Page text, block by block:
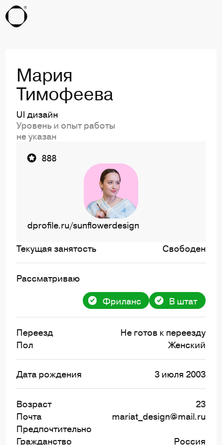
888
dprofile.ru/sunflowerdesign
Мария
Тимофеева
UI дизайн
Уровень и опыт работы
не указан
Пол Женский
Дата рождения 3 июля 2003
Возраст
23
Почта
Предпочтительно
mariat_design@mail.ru
Гражданство
Россия
Текущая занятость Свободен
Рассматриваю
Фриланс
В штат
Переезд Не готов к переезду